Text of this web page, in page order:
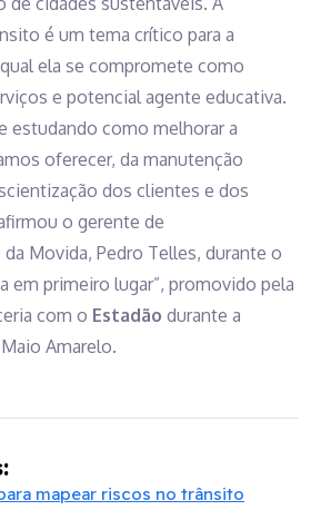
é um tema crítico para a
ela se compromete como
e potencial agente educativa.
estudando como melhorar a
oferecer, da manutenção
dos clientes e dos
o gerente de
Movida, Pedro Telles, durante o
em primeiro lugar”, promovido pela
com o Estadão durante a
Amarelo.
mapear riscos no trânsito